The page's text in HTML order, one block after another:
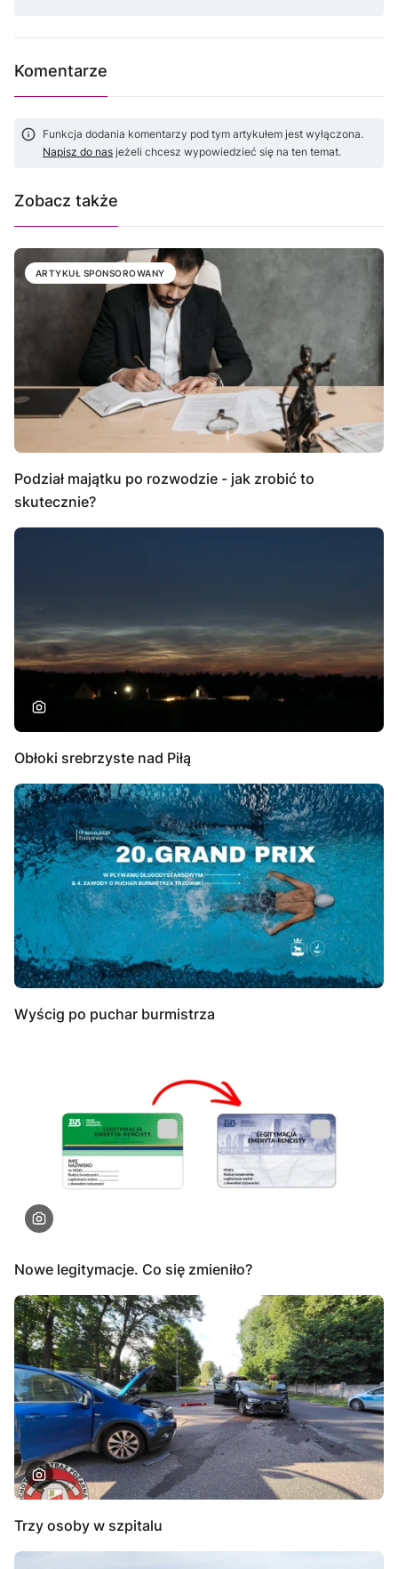
Komentarze
Funkcja dodania komentarzy pod tym artykułem jest wyłączona.
Napisz do nas jeżeli chcesz wypowiedzieć się na ten temat.
Zobacz także
ARTYKUŁ SPONSOROWANY
Podział majątku po rozwodzie - jak zrobić to
skutecznie?
Obłoki srebrzyste nad Piłą
Wyścig po puchar burmistrza
Nowe legitymacje. Co się zmieniło?
Trzy osoby w szpitalu